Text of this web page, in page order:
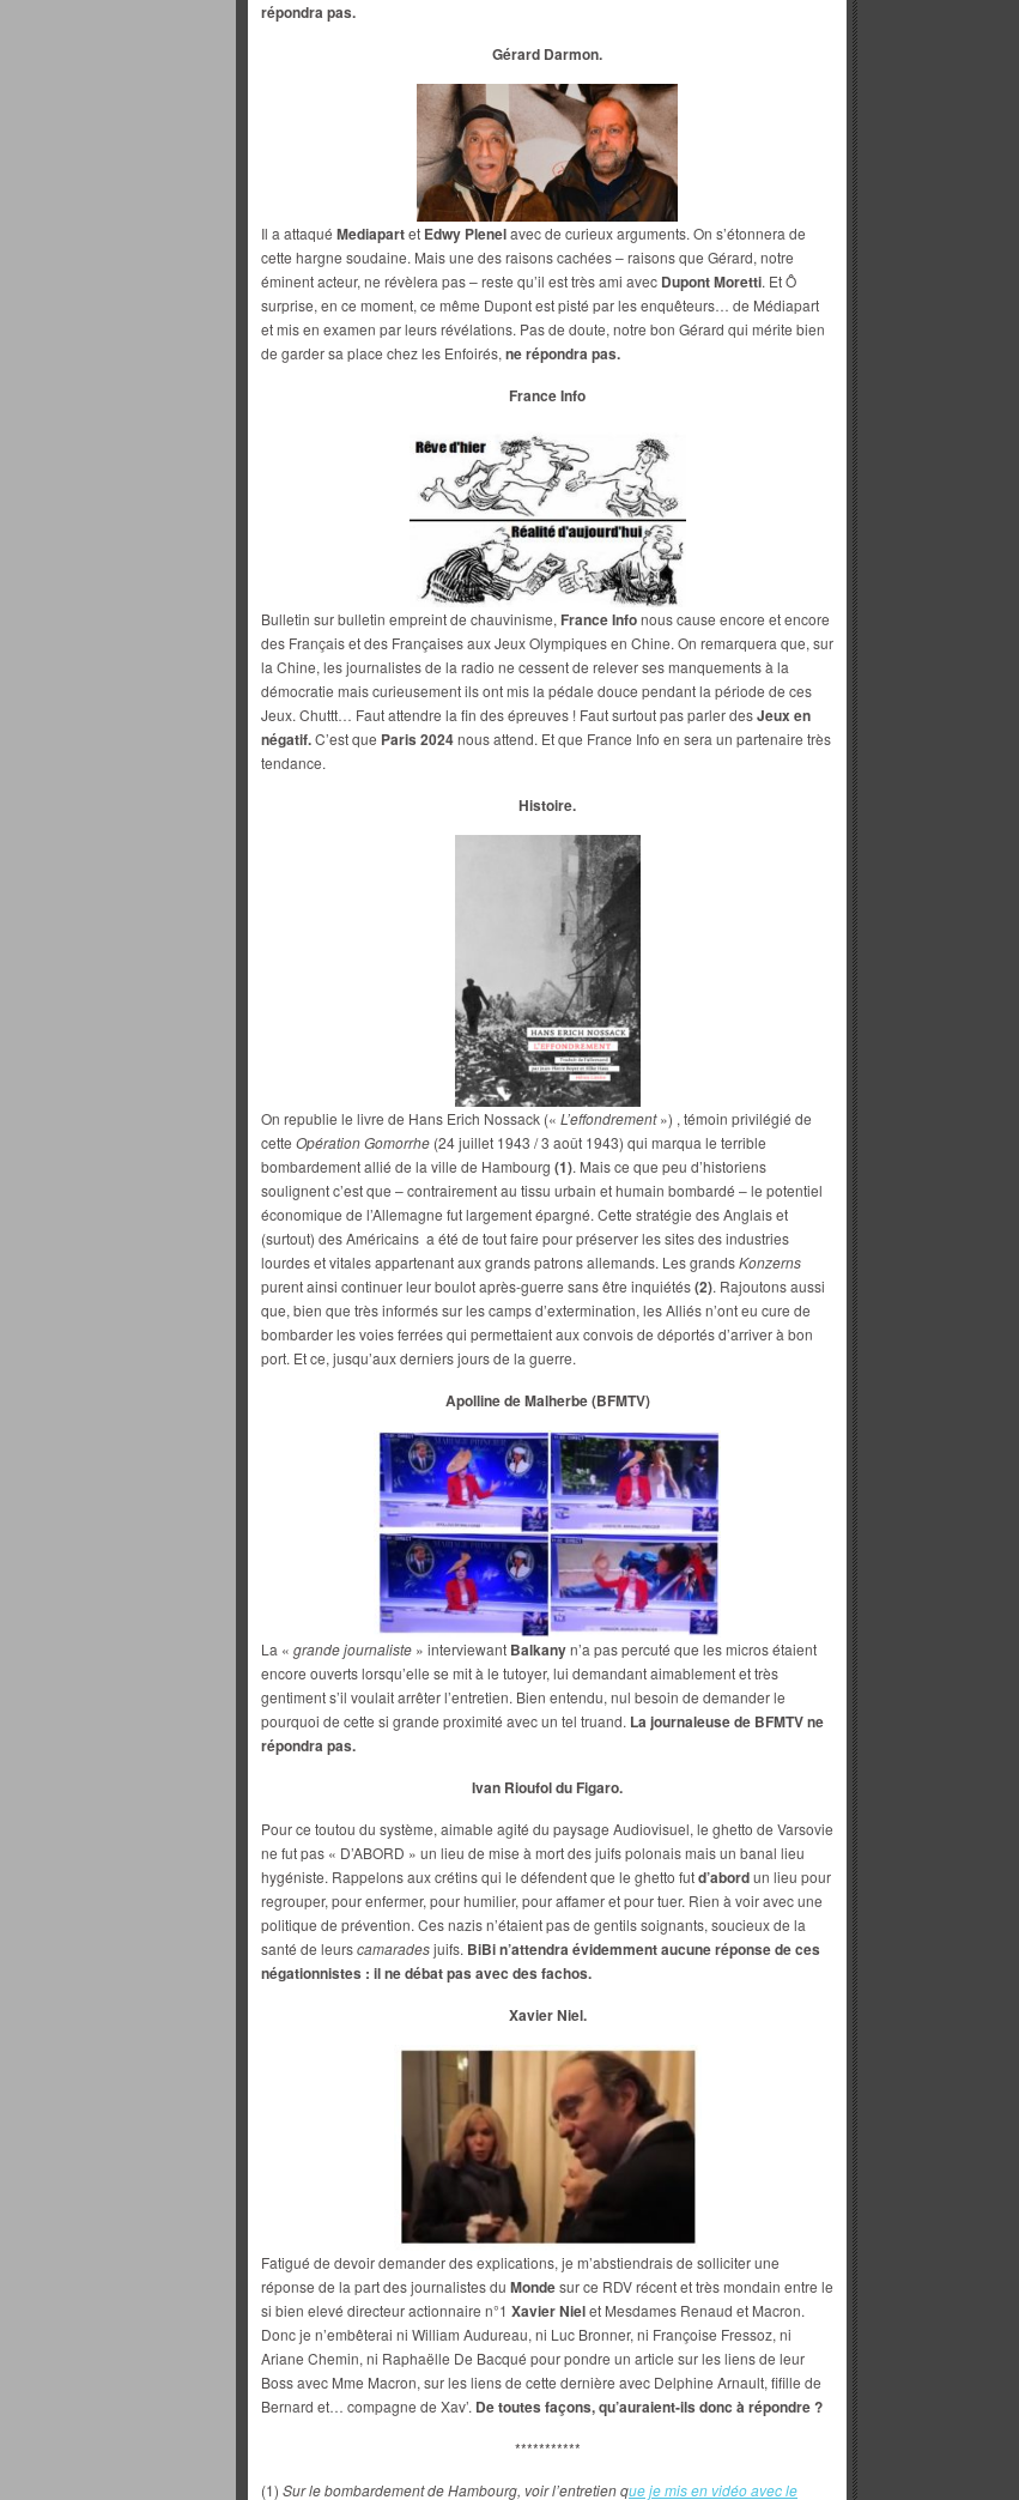
répondra pas.
Gérard Darmon.
Il a attaqué Mediapartet Edwy Plenelavec de curieux arguments. On s’étonnera de
cette hargne soudaine. Mais une des raisons cachées – raisons que Gérard, notre
éminent acteur, ne révèlera pas – reste qu’il est très ami avec Dupont Moretti. Et Ô
surprise, en ce moment, ce même Dupont est pisté par les enquêteurs… de Médiapart
et mis en examen par leurs révélations. Pas de doute, notre bon Gérard qui mérite bien
de garder sa place chez les Enfoirés, ne répondra pas.
France Info
Bulletin sur bulletin empreint de chauvinisme, France Infonous cause encore et encore
des Français et des Françaises aux Jeux Olympiques en Chine. On remarquera que, sur
la Chine, les journalistes de la radio ne cessent de relever ses manquements à la
démocratie mais curieusement ils ont mis la pédale douce pendant la période de ces
Jeux. Chuttt… Faut attendre la fin des épreuves ! Faut surtout pas parler desJeux en
négatif.C’est que Paris 2024nous attend. Et que France Info en sera un partenaire très
tendance.
Histoire.
On republie le livre de Hans Erich Nossack (« L’effondrement») , témoin privilégié de
cette Opération Gomorrhe (24 juillet 1943 / 3 août 1943) qui marqua le terrible
bombardement allié de la ville de Hambourg (1). Mais ce que peu d’historiens
soulignent c’est que – contrairement au tissu urbain et humain bombardé – le potentiel
économique de l’Allemagne fut largement épargné. Cette stratégie des Anglais et
(surtout) des Américains a été de tout faire pour préserver les sites des industries
lourdes et vitales appartenant aux grands patrons allemands. Les grandsKonzerns
purent ainsi continuer leur boulot après-guerre sans être inquiétés(2). Rajoutons aussi
que, bien que très informés sur les camps d’extermination, les Alliés n’ont eu cure de
bombarder les voies ferrées qui permettaient aux convois de déportés d’arriver à bon
port. Et ce, jusqu’aux derniers jours de la guerre.
Apolline de Malherbe (BFMTV)
La « grande journaliste » interviewant Balkanyn’a pas percuté que les micros étaient
encore ouverts lorsqu’elle se mit à le tutoyer, lui demandant aimablement et très
gentiment s’il voulait arrêter l’entretien. Bien entendu, nul besoin de demander le
pourquoi de cette si grande proximité avec un tel truand. La journaleuse de BFMTV ne
répondra pas.
Ivan Rioufol du Figaro.
Pour ce toutou du système, aimable agité du paysage Audiovisuel, le ghetto de Varsovie
ne fut pas « D’ABORD » un lieu de mise à mort des juifs polonais mais un banal lieu
hygéniste. Rappelons aux crétins qui le défendent que le ghetto futd’abordun lieu pour
regrouper, pour enfermer, pour humilier, pour affamer et pour tuer. Rien à voir avec une
politique de prévention. Ces nazis n’étaient pas de gentils soignants, soucieux de la
santé de leurscamaradesjuifs. BiBi n’attendra évidemment aucune réponse de ces
négationnistes : il ne débat pas avec des fachos.
Xavier Niel.
Fatigué de devoir demander des explications, je m’abstiendrais de solliciter une
réponse de la part des journalistes du Mondesur ce RDV récent et très mondain entre le
si bien elevé directeur actionnaire n°1 Xavier Nielet Mesdames Renaud et Macron.
Donc je n’embêterai ni William Audureau, ni Luc Bronner, ni Françoise Fressoz, ni
Ariane Chemin, ni Raphaëlle De Bacqué pour pondre un article sur les liens de leur
Boss avec Mme Macron, sur les liens de cette dernière avec Delphine Arnault, fifille de
Bernard et… compagne de Xav’. De toutes façons, qu’auraient-ils donc à répondre ?
***********
(1) Sur le bombardement de Hambourg, voir l’entretien que je mis en vidéo avec le